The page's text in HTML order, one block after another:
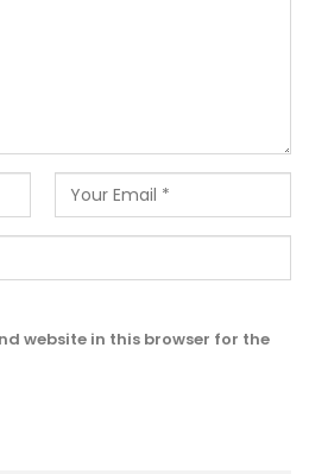
website in this browser for the